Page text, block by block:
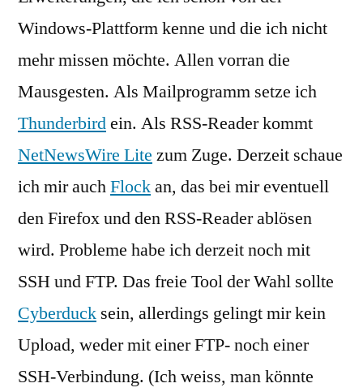
Windows-Plattform kenne und die ich nicht
mehr missen möchte. Allen vorran die
Mausgesten. Als Mailprogramm setze ich
Thunderbirdein. Als RSS-Reader kommt
NetNewsWire Lite zum Zuge. Derzeit schaue
ich mir auchFlockan, das bei mir eventuell
den Firefox und den RSS-Reader ablösen
wird. Probleme habe ich derzeit noch mit
SSH und FTP. Das freie Tool der Wahl sollte
Cyberduck sein, allerdings gelingt mir kein
Upload, weder mit einer FTP- noch einer
SSH-Verbindung. (Ich weiss, man könnte